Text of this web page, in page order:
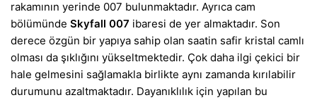
rakamının yerinde 007 bulunmaktadır. Ayrıca cam
bölümünde Skyfall 007 ibaresi de yer almaktadır. Son
derece özgün bir yapıya sahip olan saatin safir kristal camlı
olması da şıklığını yükseltmektedir. Çok daha ilgi çekici bir
hale gelmesini sağlamakla birlikte aynı zamanda kırılabilir
durumunu azaltmaktadır. Dayanıklılık için yapılan bu